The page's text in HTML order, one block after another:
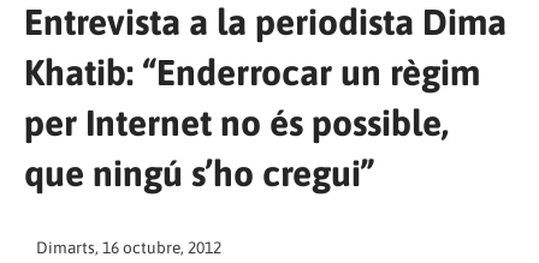
Entrevista a la periodista Dima
Khatib: “Enderrocar un règim
per Internet no és possible,
que ningú s’ho cregui”
Dimarts, 16 octubre, 2012